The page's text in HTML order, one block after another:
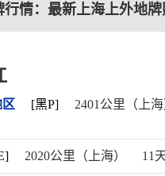
行情：最新上海上外地
[黑P] 2401公里（上海
2020公里（上海） 11